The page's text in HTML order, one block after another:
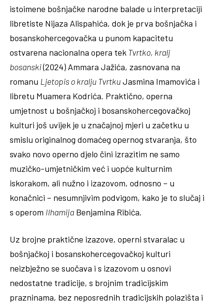
istoimene bošnjačke narodne balade u interpretaciji
libretiste Nijaza Alispahića, dok je prva bošnjačka i
bosanskohercegovačka u punom kapacitetu
ostvarena nacionalna opera tek Tvrtko, kralj
bosanski(2024) Ammara Jažića, zasnovana na
romanu Ljetopis o kralju TvrtkuJasmina Imamovića i
libretu Muamera Kodrića. Praktično, operna
umjetnost u bošnjačkoj i bosanskohercegovačkoj
kulturi još uvijek je u značajnoj mjeri u začetku u
smislu originalnog domaćeg opernog stvaranja, što
svako novo operno djelo čini izrazitim ne samo
muzičko-umjetničkim već i uopće kulturnim
iskorakom, ali nužno i izazovom, odnosno – u
konačnici – nesumnjivim podvigom, kako je to slučaj i
s operom Ilhamija Benjamina Ribića.
Uz brojne praktične izazove, operni stvaralac u
bošnjačkoj i bosanskohercegovačkoj kulturi
neizbježno se suočava i s izazovom u osnovi
nedostatne tradicije, s brojnim tradicijskim
prazninama, bez neposrednih tradicijskih polazišta i